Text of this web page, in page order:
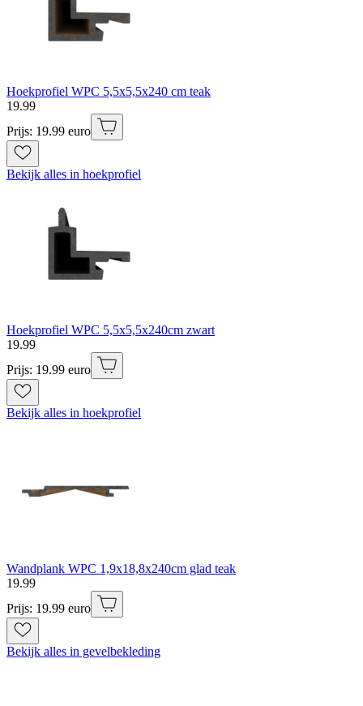
Hoekprofiel WPC 5,5x5,5x240 cm teak
19.99
Prijs: 19.99 euro
Bekijk alles in hoekprofiel
Hoekprofiel WPC 5,5x5,5x240cm zwart
19.99
Prijs: 19.99 euro
Bekijk alles in hoekprofiel
Wandplank WPC 1,9x18,8x240cm glad teak
19.99
Prijs: 19.99 euro
Bekijk alles in gevelbekleding